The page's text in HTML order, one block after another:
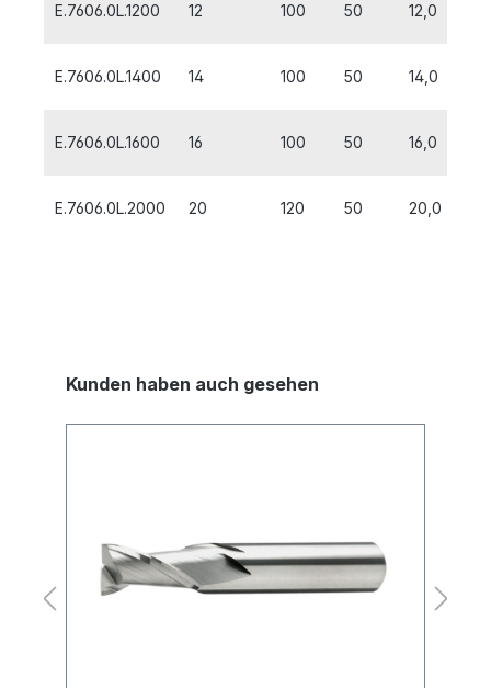
E.7606.0L.1200 12 100 50 12,0
E.7606.0L.1400 14 100 50 14,0
E.7606.0L.1600 16 100 50 16,0
E.7606.0L.2000 20 120 50 20,0
Kunden haben auch gesehen